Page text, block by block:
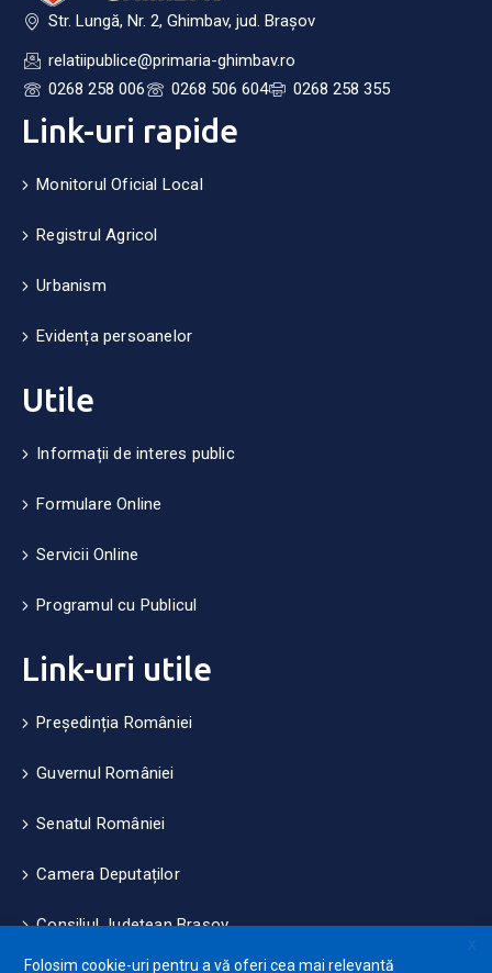
Str. Lungă, Nr. 2, Ghimbav, jud. Brașov
relatiipublice@primaria-ghimbav.ro
0268 258 006
0268 506 604 0268 258 355
Link-uri rapide
Monitorul Oficial Local
Registrul Agricol
Urbanism
Evidența persoanelor
Utile
Informații de interes public
Formulare Online
Servicii Online
Programul cu Publicul
Link-uri utile
Președinția României
Guvernul României
Senatul României
Camera Deputaților
Consiliul Județean Brașov
X
Folosim cookie-uri pentru a vă oferi cea mai relevantă